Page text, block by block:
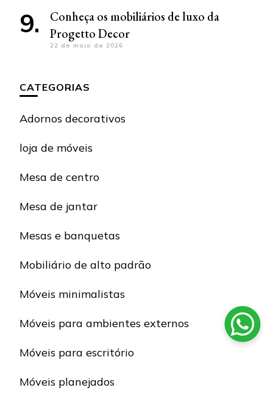
Conheça os mobiliários de luxo da
Progetto Decor
22 de maio de 2026
CATEGORIAS
Adornos decorativos
loja de móveis
Mesa de centro
Mesa de jantar
Mesas e banquetas
Mobiliário de alto padrão
Móveis minimalistas
Móveis para ambientes externos
Móveis para escritório
Móveis planejados